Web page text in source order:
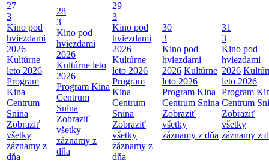
27
3
Kino pod
hviezdami
2026
Kultúrne
leto 2026
Program
Kina
Centrum
Snina
Zobraziť
všetky
záznamy z
dňa
28
3
Kino pod
hviezdami
2026
Kultúrne leto
2026
Program Kina
Centrum
Snina
Zobraziť
všetky
záznamy z
dňa
29
3
Kino pod
hviezdami
2026
Kultúrne
leto 2026
Program
Kina
Centrum
Snina
Zobraziť
všetky
záznamy z
dňa
30
3
Kino pod
hviezdami
2026 Kultúrne
leto 2026
Program Kina
Centrum Snina
Zobraziť
všetky
záznamy z dňa
31
3
Kino pod
hviezdami
2026
leto 2026
Program
Centrum
Zobraziť
všetky
záznamy z